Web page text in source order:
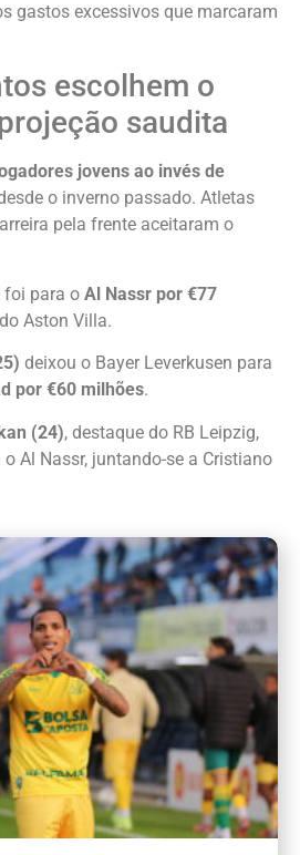
gastos excessivos que marcaram
escolhem o
saudita
jovens ao invés de
o inverno passado. Atletas
pela frente aceitaram o
foi para o Al Nassr por €77
Aston Villa.
deixou o Bayer Leverkusen para
por €60 milhões.
(24), destaque do RB Leipzig,
Al Nassr, juntando-se a Cristiano